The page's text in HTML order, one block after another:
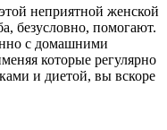
неприятной женской
безусловно, помогают.
с домашними
которые регулярно
и диетой, вы вскоре